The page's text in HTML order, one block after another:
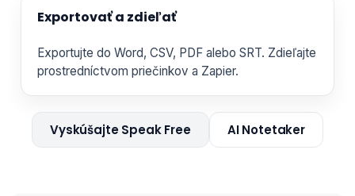
Exportovať a zdieľať
Exportujte do Word, CSV, PDF alebo SRT. Zdieľajte
prostredníctvom priečinkov a Zapier.
Vyskúšajte Speak Free AI Notetaker